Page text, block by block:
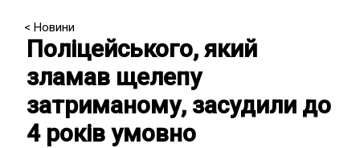
< Новини
Поліцейського, який
зламав щелепу
затриманому, засудили до
4 років умовно